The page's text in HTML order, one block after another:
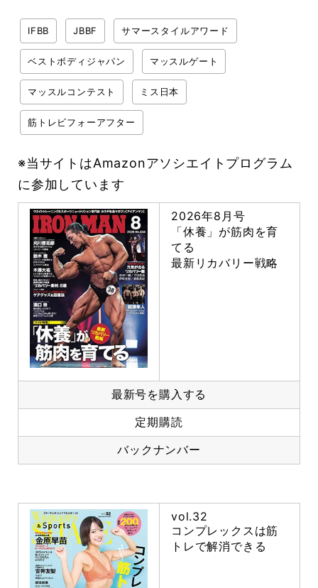
IFBB JBBF サマースタイルアワード
ベストボディジャパン マッスルゲート
マッスルコンテスト ミス日本
筋トレビフォーアフター
※当サイトはAmazonアソシエイトプログラム
に参加しています
2026年8月号
「休養」が筋肉を育
てる
最新リカバリー戦略
最新号を購入する
定期購読
バックナンバー
vol.32
コンプレックスは筋
トレで解消できる